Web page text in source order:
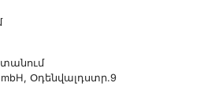
Օդենվալդստր.9